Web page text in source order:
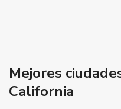
Mejores
California